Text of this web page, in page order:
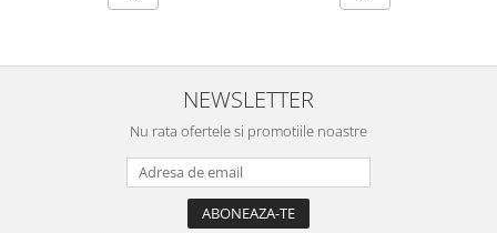
NEWSLETTER
Nu rata ofertele si promotiile noastre